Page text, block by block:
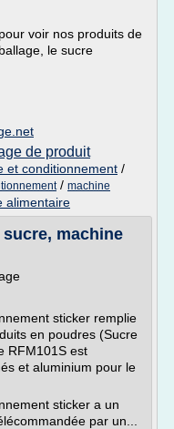
voir nos produits de
le sucre
de produit
et conditionnement /
/ machine
alimentaire
machine
sticker remplie
en poudres (Sucre
RFM101S est
et aluminium pour le
sticker a un
par un...